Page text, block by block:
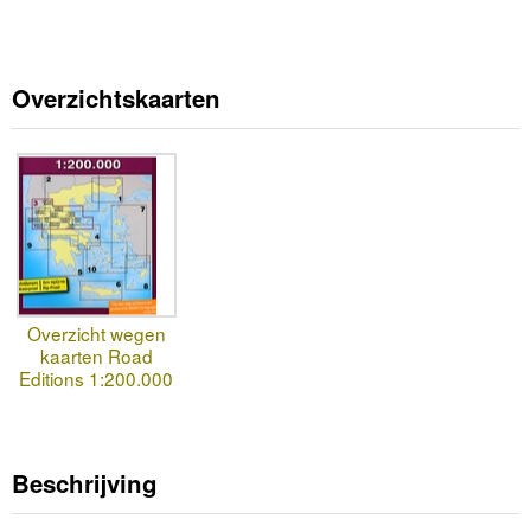
Overzichtskaarten
Overzicht wegen
kaarten Road
Editions 1:200.000
Beschrijving